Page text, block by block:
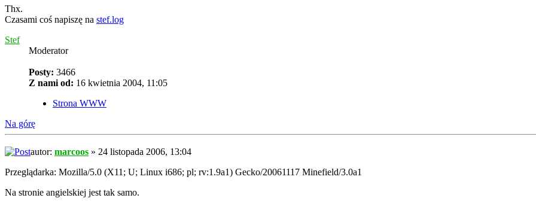
Thx.
Czasami coś napiszę na stef.log
Stef
Moderator
Posty: 3466
Z nami od: 16 kwietnia 2004, 11:05
Strona WWW
Na górę
autor: marcoos » 24 listopada 2006, 13:04
Przeglądarka: Mozilla/5.0 (X11; U; Linux i686; pl; rv:1.9a1) Gecko/20061117 Minefield/3.0a1
Na stronie angielskiej jest tak samo.